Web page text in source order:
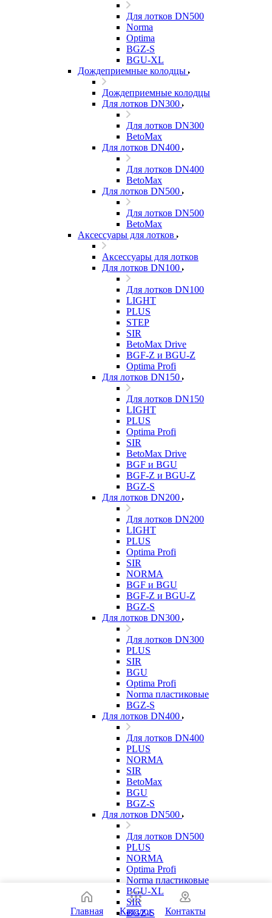
Для лотков DN500
Norma
Optima
BGZ-S
BGU-XL
Дождеприемные колодцы
Дождеприемные колодцы
Для лотков DN300
Для лотков DN300
BetoMax
Для лотков DN400
Для лотков DN400
BetoMax
Для лотков DN500
Для лотков DN500
BetoMax
Аксессуары для лотков
Аксессуары для лотков
Для лотков DN100
Для лотков DN100
LIGHT
PLUS
STEP
SIR
BetoMax Drive
BGF-Z и BGU-Z
Optima Profi
Для лотков DN150
Для лотков DN150
LIGHT
PLUS
Optima Profi
SIR
BetoMax Drive
BGF и BGU
BGF-Z и BGU-Z
BGZ-S
Для лотков DN200
Для лотков DN200
LIGHT
PLUS
Optima Profi
SIR
NORMA
BGF и BGU
BGF-Z и BGU-Z
BGZ-S
Для лотков DN300
Для лотков DN300
PLUS
SIR
BGU
Optima Profi
Norma пластиковые
BGZ-S
Для лотков DN400
Для лотков DN400
PLUS
NORMA
SIR
BetoMax
BGU
BGZ-S
Для лотков DN500
Для лотков DN500
PLUS
NORMA
Optima Profi
Norma пластиковые
BGU-XL
SIR
BGZ-S
Главная Каталог Контакты